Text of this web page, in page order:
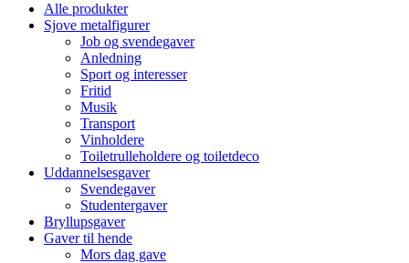
Alle produkter
Sjove metalfigurer
Job og svendegaver
Anledning
Sport og interesser
Fritid
Musik
Transport
Vinholdere
Toiletrulleholdere og toiletdeco
Uddannelsesgaver
Svendegaver
Studentergaver
Bryllupsgaver
Gaver til hende
Mors dag gave